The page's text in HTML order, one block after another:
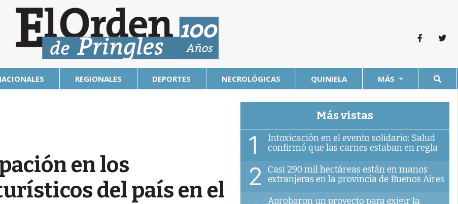
REGIONALES DEPORTES NECROLÓGICAS QUINIELA MÁS
en los
del país en el
Más vistas
1
Intoxicación en el evento solidario: Salud
confirmó que las carnes estaban en regla
2
Casi 290 mil hectáreas están en manos
extranjeras en la provincia de Buenos Aires
Aprobaron un proyecto para exigir la